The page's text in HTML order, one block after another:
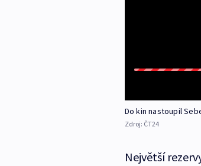
Do kin nastoupil
Zdroj: ČT24
Největší